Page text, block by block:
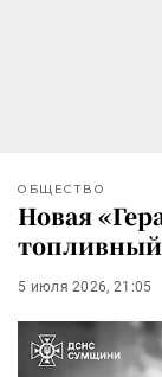
ОБЩЕСТВО
Новая
5 июля 2026, 21:05